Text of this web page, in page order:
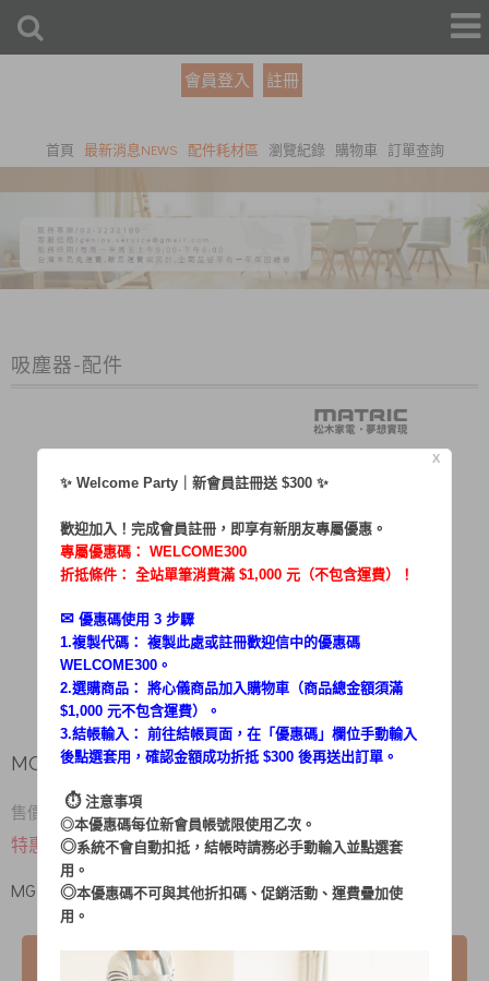
會員登入 註冊
首頁 最新消息NEWS 配件耗材區 瀏覽紀錄 購物車 訂單查詢
吸塵器-配件
MG-VC0101B 塵杯 (L47-W11-023)
售價 $ 220
特惠價$ 100
MG-VC0101B 塵杯 (L47-W11-023) /不含擋塵片
X
✨ Welcome Party｜新會員註冊送 $300 ✨
歡迎加入！完成會員註冊，即享有新朋友專屬優惠。
專屬優惠碼： WELCOME300
折抵條件： 全站單筆消費滿 $1,000 元（不包含運費）！
✉︎ 優惠碼使用 3 步驟
1.複製代碼： 複製此處或註冊歡迎信中的優惠碼
WELCOME300。
2.選購商品： 將心儀商品加入購物車（商品總金額須滿
$1,000 元不包含運費）。
3.結帳輸入： 前往結帳頁面，在「 優惠碼 」欄位手動輸入
後點選套用，確認金額成功折抵 $300 後再送出訂單。
⏱︎ 注意事項
◎本優惠碼每位新會員帳號限使用乙次。
◎系統不會自動扣抵，結帳時請務必手動輸入並點選套
用。
◎本優惠碼不可與其他折扣碼、促銷活動、運費疊加使
用。